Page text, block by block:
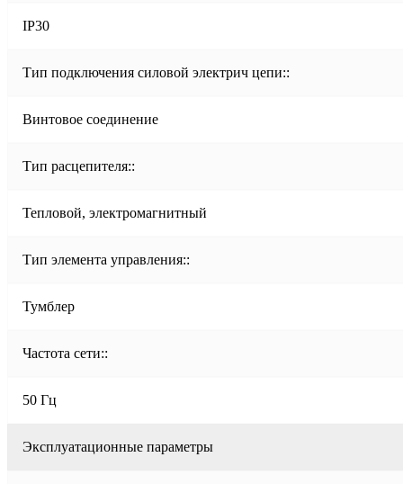
IP30
Тип подключения силовой электрич цепи::
Винтовое соединение
Тип расцепителя::
Тепловой, электромагнитный
Тип элемента управления::
Тумблер
Частота сети::
50 Гц
Эксплуатационные параметры